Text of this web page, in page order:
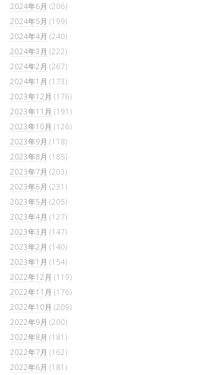
2024年6月 (206)
2024年5月 (199)
2024年4月 (240)
2024年3月 (222)
2024年2月 (267)
2024年1月 (173)
2023年12月 (176)
2023年11月 (191)
2023年10月 (126)
2023年9月 (118)
2023年8月 (185)
2023年7月 (203)
2023年6月 (231)
2023年5月 (205)
2023年4月 (127)
2023年3月 (147)
2023年2月 (140)
2023年1月 (154)
2022年12月 (119)
2022年11月 (176)
2022年10月 (209)
2022年9月 (200)
2022年8月 (181)
2022年7月 (162)
2022年6月 (181)